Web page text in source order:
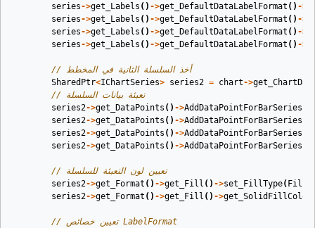
series->get_Labels () ->get_DefaultDataLabelFormat () ->
series->get_Labels () ->get_DefaultDataLabelFormat () ->
series->get_Labels () ->get_DefaultDataLabelFormat () ->
series->get_Labels () ->get_DefaultDataLabelFormat () ->
// أخذ السلسلة الثانية في المخطط
SharedPtr<IChartSeries> series2 = chart->
// تعبئة بيانات السلسلة
series2->get_DataPoints () ->AddDataPointForBarSeries
series2->get_DataPoints () ->AddDataPointForBarSeries
series2->get_DataPoints () ->AddDataPointForBarSeries
series2->get_DataPoints () ->AddDataPointForBarSeries
// تعيين لون التعبئة للسلسلة
series2->get_Format () ->get_Fill () ->set_FillType(
series2->get_Format () ->get_Fill () ->get_SolidFillColor
// تعيين خصائص LabelFormat